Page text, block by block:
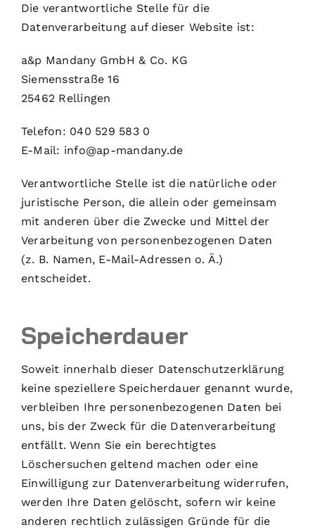
Die verantwortliche Stelle für die
Datenverarbeitung auf dieser Website ist:
a&p Mandany GmbH & Co. KG
Siemensstraße 16
25462 Rellingen
Telefon: 040 529 583 0
E-Mail: info@ap-mandany.de
Verantwortliche Stelle ist die natürliche oder
juristische Person, die allein oder gemeinsam
mit anderen über die Zwecke und Mittel der
Verarbeitung von personenbezogenen Daten
(z. B. Namen, E-Mail-Adressen o. Ä.)
entscheidet.
Speicherdauer
Soweit innerhalb dieser Datenschutzerklärung
keine speziellere Speicherdauer genannt wurde,
verbleiben Ihre personenbezogenen Daten bei
uns, bis der Zweck für die Datenverarbeitung
entfällt. Wenn Sie ein berechtigtes
Löschersuchen geltend machen oder eine
Einwilligung zur Datenverarbeitung widerrufen,
werden Ihre Daten gelöscht, sofern wir keine
anderen rechtlich zulässigen Gründe für die